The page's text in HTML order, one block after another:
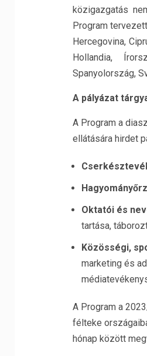
közigazgatás
Program
Hercegovina,
Hollandia,
Spanyolország,
A pályázat
A Program a
ellátására hirdet
Oktatói és
tartása,
Közösségi,
marketing és
A Program a
félteke
hónap között